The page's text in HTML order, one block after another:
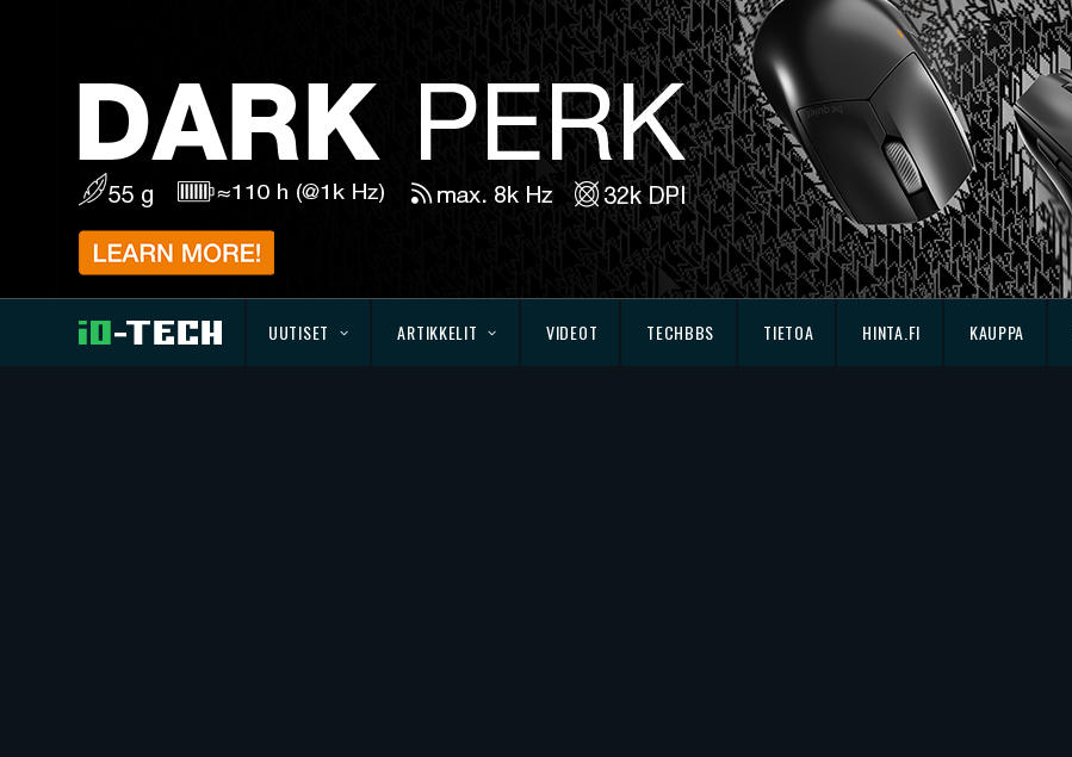
UUTISET ARTIKKELIT VIDEOT TECHBBS TIETOA HINTA.FI KAUPPA